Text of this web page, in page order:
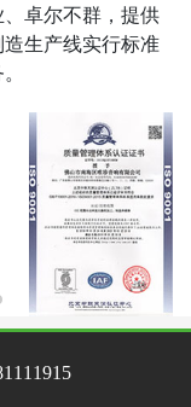
卓尔不群，提供
生产线实行标准